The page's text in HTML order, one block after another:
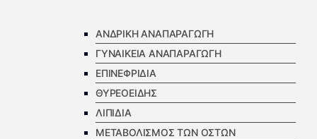
ΑΝΔΡΙΚΗ ΑΝΑΠΑΡΑΓΩΓΗ
ΓΥΝΑΙΚΕΙΑ ΑΝΑΠΑΡΑΓΩΓΗ
ΕΠΙΝΕΦΡΙΔΙΑ
ΘΥΡΕΟΕΙΔΗΣ
ΛΙΠΙΔΙΑ
ΜΕΤΑΒΟΛΙΣΜΟΣ ΤΩΝ ΟΣΤΩΝ